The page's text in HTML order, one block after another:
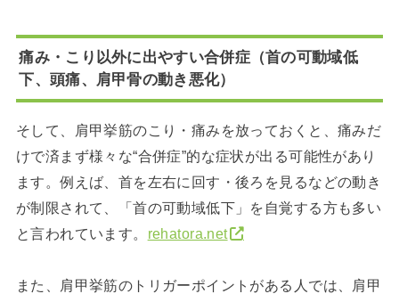
痛み・こり以外に出やすい合併症（首の可動域低
下、頭痛、肩甲骨の動き悪化）
そして、肩甲挙筋のこり・痛みを放っておくと、痛みだ
けで済まず様々な“合併症”的な症状が出る可能性があり
ます。例えば、首を左右に回す・後ろを見るなどの動き
が制限されて、「首の可動域低下」を自覚する方も多い
と言われています。 rehatora.net
また、肩甲挙筋のトリガーポイントがある人では、肩甲